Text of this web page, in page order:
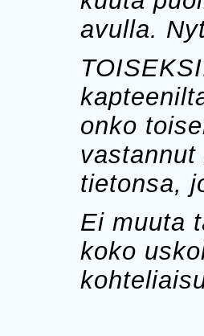
avulla.
onko
tietonsa,
Ei muuta
koko